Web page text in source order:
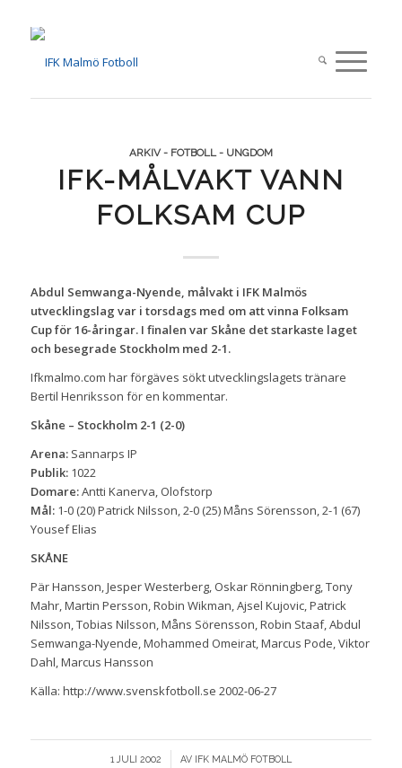
ARKIV - FOTBOLL - UNGDOM
IFK-MÅLVAKT VANN
FOLKSAM CUP
Abdul Semwanga-Nyende, målvakt i IFK Malmös
utvecklingslag var i torsdags med om att vinna Folksam
Cup för 16-åringar. I finalen var Skåne det starkaste laget
och besegrade Stockholm med 2-1.
Ifkmalmo.com har förgäves sökt utvecklingslagets tränare
Bertil Henriksson för en kommentar.
Skåne – Stockholm 2-1 (2-0)
Arena:Sannarps IP
Publik:1022
Domare:Antti Kanerva, Olofstorp
Mål:1-0 (20) Patrick Nilsson, 2-0 (25) Måns Sörensson, 2-1 (67)
Yousef Elias
SKÅNE
Pär Hansson, Jesper Westerberg, Oskar Rönningberg, Tony
Mahr, Martin Persson, Robin Wikman, Ajsel Kujovic, Patrick
Nilsson, Tobias Nilsson, Måns Sörensson, Robin Staaf, Abdul
Semwanga-Nyende, Mohammed Omeirat, Marcus Pode, Viktor
Dahl, Marcus Hansson
Källa: http://www.svenskfotboll.se 2002-06-27
1 JULI 2002
/ AV IFK MALMÖ FOTBOLL